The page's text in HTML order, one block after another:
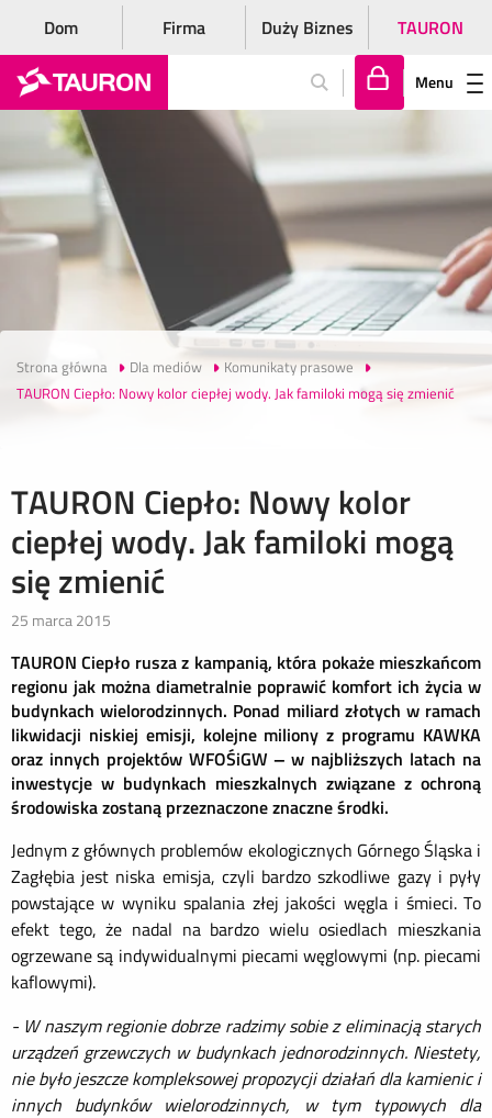
Dom Firma Duży Biznes TAURON
lo
gu
j
si
ę
Menu
Strona główna Dla mediów
Komunikaty prasowe
TAURON Ciepło: Nowy kolor ciepłej wody. Jak familoki mogą się zmienić
TAURON Ciepło: Nowy kolor
ciepłej wody. Jak familoki mogą
się zmienić
25 marca 2015
TAURON Ciepło rusza z kampanią, która pokaże mieszkańcom
regionu jak można diametralnie poprawić komfort ich życia w
budynkach wielorodzinnych. Ponad miliard złotych w ramach
likwidacji niskiej emisji, kolejne miliony z programu KAWKA
oraz innych projektów WFOŚiGW – w najbliższych latach na
inwestycje w budynkach mieszkalnych związane z ochroną
środowiska zostaną przeznaczone znaczne środki.
Jednym z głównych problemów ekologicznych Górnego Śląska i
Zagłębia jest niska emisja, czyli bardzo szkodliwe gazy i pyły
powstające w wyniku spalania złej jakości węgla i śmieci. To
efekt tego, że nadal na bardzo wielu osiedlach mieszkania
ogrzewane są indywidualnymi piecami węglowymi (np. piecami
kaflowymi).
- W naszym regionie dobrze radzimy sobie z eliminacją starych
urządzeń grzewczych w budynkach jednorodzinnych. Niestety,
nie było jeszcze kompleksowej propozycji działań dla kamienic i
innych budynków wielorodzinnych, w tym typowych dla